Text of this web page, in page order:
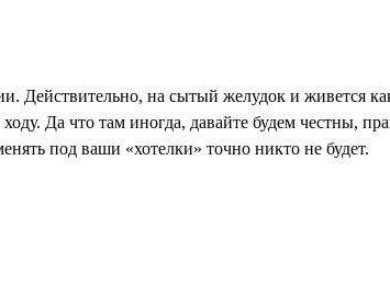
на сытый желудок и живется
Да что там иногда, давайте будем честны,
под ваши «хотелки» точно никто не будет.